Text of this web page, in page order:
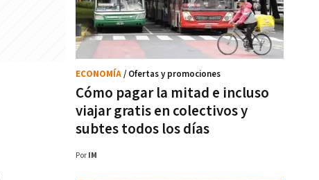
Cómo pagar la mitad e incluso
viajar gratis en colectivos y
subtes todos los días
ECONOMÍA/ Ofertas y promociones
Por IM